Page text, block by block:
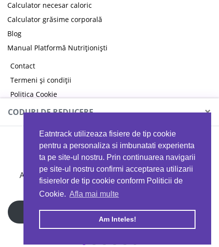
Eatntrack utilizeaza fisiere de tip cookie
pentru a personaliza si imbunatati experienta
ta pe site-ul nostru. Prin continuarea navigarii
pe site-ul nostru confirmi acceptarea utilizarii
fisierelor de tip cookie conform Politicii de
Cookie. Afla mai multe
Am Inteles!
Calculator necesar caloric
Calculator grăsime corporală
Blog
Manual Platformă Nutriționiști
Contact
Termeni și condiții
Politica Cookie
Politica de confidențialitate
Copyright © 2026 EAT & TRACK S.R.L
CODURI DE REDUCERE ×
MYPROTEIN
Ai 40%reducere la orice comandă folosind codul
EATTRACK
Profită acum